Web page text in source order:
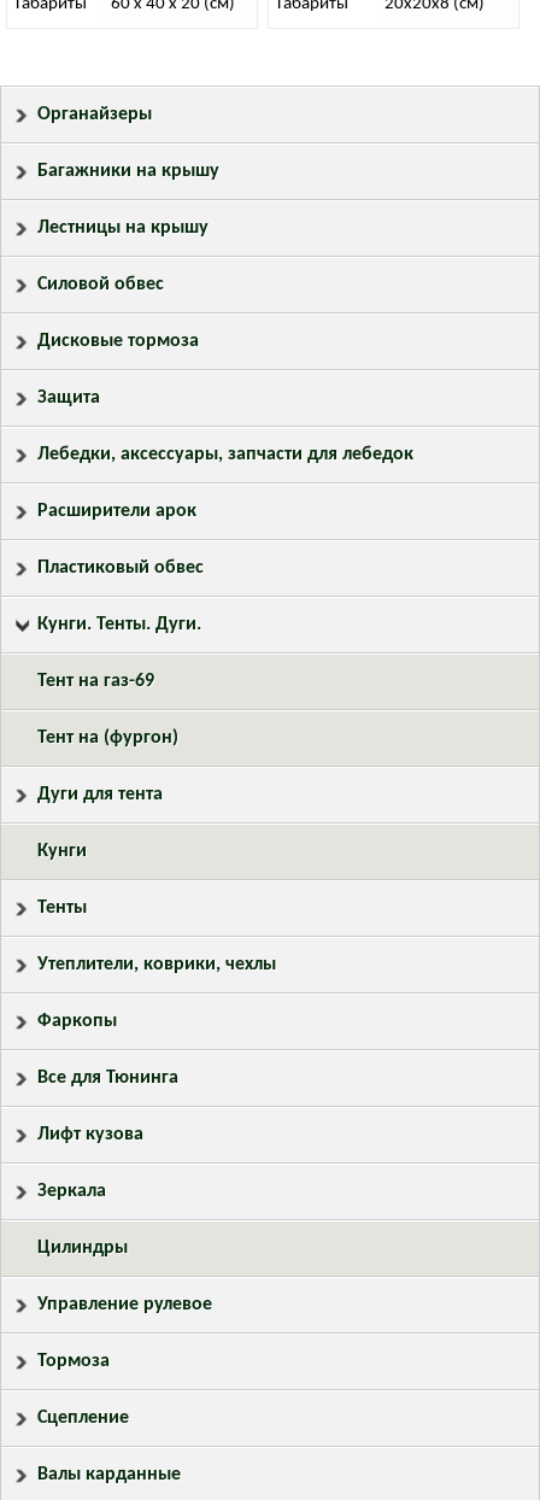
Габариты 60 x 40 x 20 (см) Габариты 20х20х8 (см)
Органайзеры
Багажники на крышу
Лестницы на крышу
Силовой обвес
Дисковые тормоза
Защита
Лебедки, аксессуары, запчасти для лебедок
Расширители арок
Пластиковый обвес
Кунги. Тенты. Дуги.
Тент на газ-69
Тент на (фургон)
Дуги для тента
Кунги
Тенты
Утеплители, коврики, чехлы
Фаркопы
Все для Тюнинга
Лифт кузова
Зеркала
Цилиндры
Управление рулевое
Тормоза
Сцепление
Валы карданные